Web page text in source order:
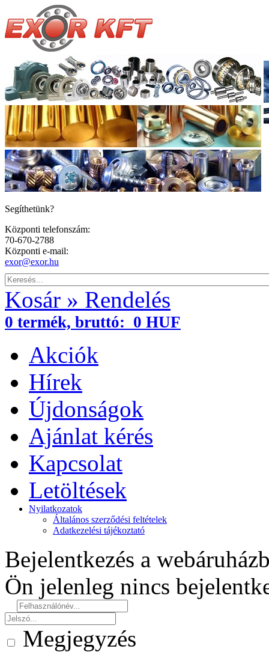
Segíthetünk?
Központi telefonszám:
70-670-2788
Központi e-mail:
exor@exor.hu
Kosár » Rendelés
0 termék, bruttó: 0 HUF
Akciók
Hírek
Újdonságok
Ajánlat kérés
Kapcsolat
Letöltések
Nyilatkozatok
Általános szerződési feltételek
Adatkezelési tájékoztató
Bejelentkezés a
Ön jelenleg nincs
Megjegyzés